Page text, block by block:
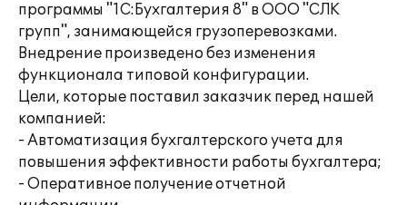
программы "1С:Бухгалтерия 8" в ООО "СЛК
групп", занимающейся грузоперевозками.
Внедрение произведено без изменения
функционала типовой конфигурации.
Цели, которые поставил заказчик перед нашей
компанией:
- Автоматизация бухгалтерского учета для
повышения эффективности работы бухгалтера;
- Оперативное получение отчетной